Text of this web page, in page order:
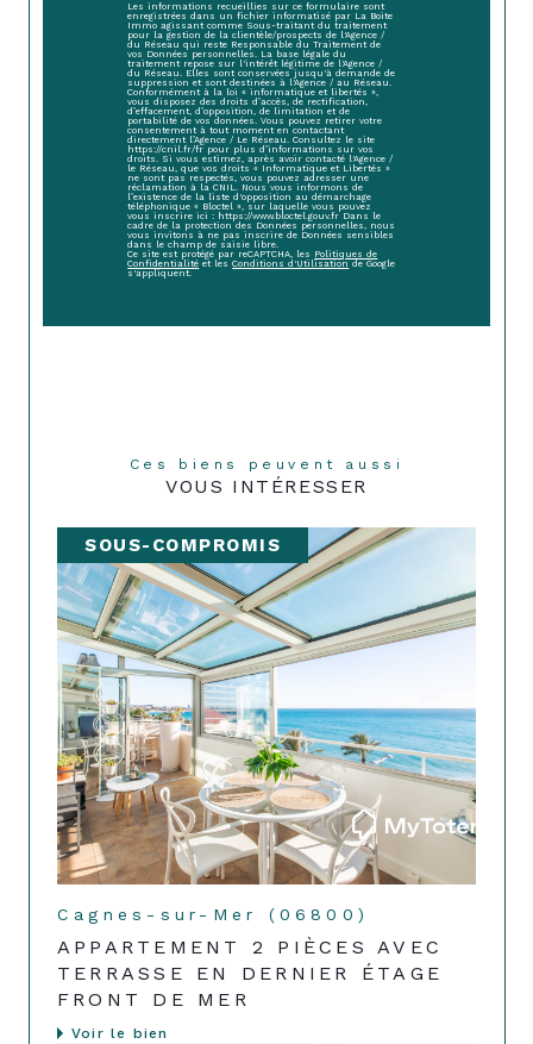
Les informations recueillies sur ce formulaire sont
enregistrées dans un fichier informatisé par La Boite
Immo agissant comme Sous-traitant du traitement
pour la gestion de la clientèle/prospects de l'Agence /
du Réseau qui reste Responsable du Traitement de
vos Données personnelles. La base légale du
traitement repose sur l'intérêt légitime de l'Agence /
du Réseau. Elles sont conservées jusqu'à demande de
suppression et sont destinées à l'Agence / au Réseau.
Conformément à la loi « informatique et libertés »,
vous disposez des droits d’accès, de rectification,
d’effacement, d’opposition, de limitation et de
portabilité de vos données. Vous pouvez retirer votre
consentement à tout moment en contactant
directement l’Agence / Le Réseau. Consultez le site
https://cnil.fr/fr pour plus d’informations sur vos
droits. Si vous estimez, après avoir contacté l'Agence /
le Réseau, que vos droits « Informatique et Libertés »
ne sont pas respectés, vous pouvez adresser une
réclamation à la CNIL. Nous vous informons de
l’existence de la liste d'opposition au démarchage
téléphonique « Bloctel », sur laquelle vous pouvez
vous inscrire ici : https://www.bloctel.gouv.fr Dans le
cadre de la protection des Données personnelles, nous
vous invitons à ne pas inscrire de Données sensibles
dans le champ de saisie libre.
Ce site est protégé par reCAPTCHA, les Politiques de
Confidentialité et lesConditions d'Utilisation de Google
s'appliquent.
Ces biens peuvent aussi
VOUS INTÉRESSER
SOUS-COMPROMIS
Cagnes-sur-Mer (06800)
APPARTEMENT 2 PIÈCES AVEC
TERRASSE EN DERNIER ÉTAGE
FRONT DE MER
Voir le bien